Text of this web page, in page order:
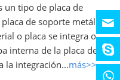
un tipo de placa de
de soporte metálica
o placa se integra o
interna de la placa de
la integración...más>>